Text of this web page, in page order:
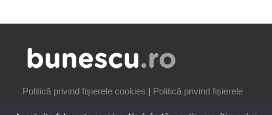
Politică privind fișierele cookies | Politică privind fișierele